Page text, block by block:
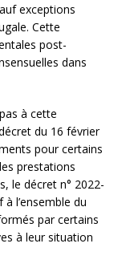
exceptions
Cette
post-
dans
à cette
du 16 février
pour certains
prestations
le décret n° 2022-
l’ensemble du
par certains
à leur situation